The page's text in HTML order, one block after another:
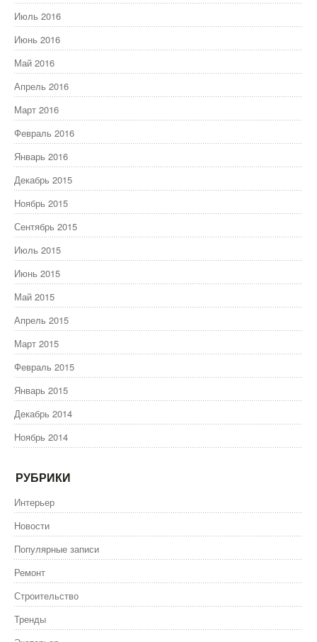
Июль 2016
Июнь 2016
Май 2016
Апрель 2016
Март 2016
Февраль 2016
Январь 2016
Декабрь 2015
Ноябрь 2015
Сентябрь 2015
Июль 2015
Июнь 2015
Май 2015
Апрель 2015
Март 2015
Февраль 2015
Январь 2015
Декабрь 2014
Ноябрь 2014
РУБРИКИ
Интерьер
Новости
Популярные записи
Ремонт
Строительство
Тренды